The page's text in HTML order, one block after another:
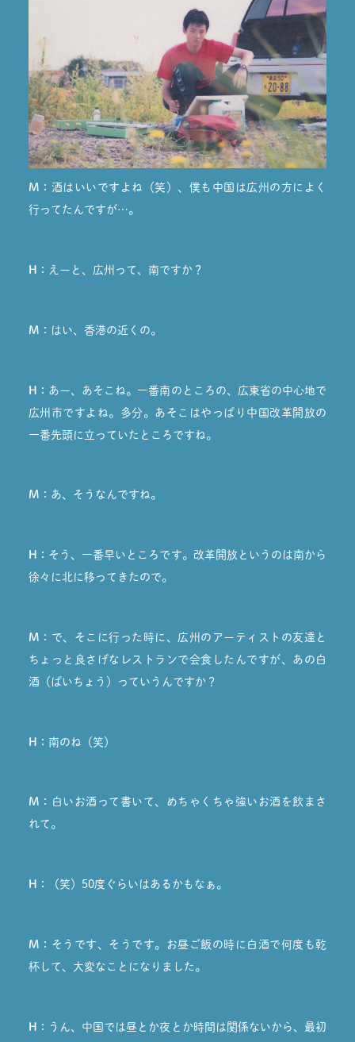
M： 酒はいいですよね（笑）、僕も中国は広州の方によく
行ってたんですが…。
H： えーと、広州って、南ですか？
M： はい、香港の近くの。
H： あー、あそこね。一番南のところの、広東省の中心地で
広州市ですよね。多分。あそこはやっぱり中国改革開放の
一番先頭に立っていたところですね。
M： あ、そうなんですね。
H： そう、一番早いところです。改革開放というのは南から
徐々に北に移ってきたので。
M： で、そこに行った時に、広州のアーティストの友達と
ちょっと良さげなレストランで会食したんですが、あの白
酒（ぱいちょう）っていうんですか？
H： 南のね（笑）
M：
白いお酒って書いて、めちゃくちゃ強いお酒を飲まさ
れて。
H： （笑）50度ぐらいはあるかもなぁ。
M： そうです、そうです。お昼ご飯の時に白酒で何度も乾
杯して、大変なことになりました。
H：
うん、中国では昼とか夜とか時間は関係ないから、最初